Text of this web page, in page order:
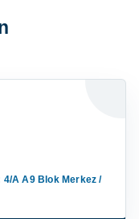
A A9 Blok Merkez /